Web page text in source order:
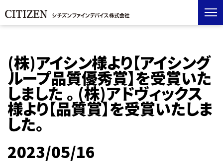
(株)アイシン様より【アイシング
ループ品質優秀賞】を受賞いた
しました 。 (株)アドヴィックス
様より【品質賞】を受賞いたしま
した。
2023/05/16